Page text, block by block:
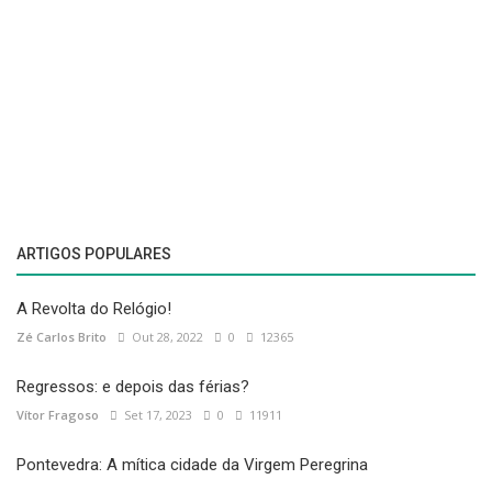
ARTIGOS POPULARES
A Revolta do Relógio!
Zé Carlos Brito Out 28, 2022 0 12365
Regressos: e depois das férias?
Vítor Fragoso Set 17, 2023 0 11911
Pontevedra: A mítica cidade da Virgem Peregrina